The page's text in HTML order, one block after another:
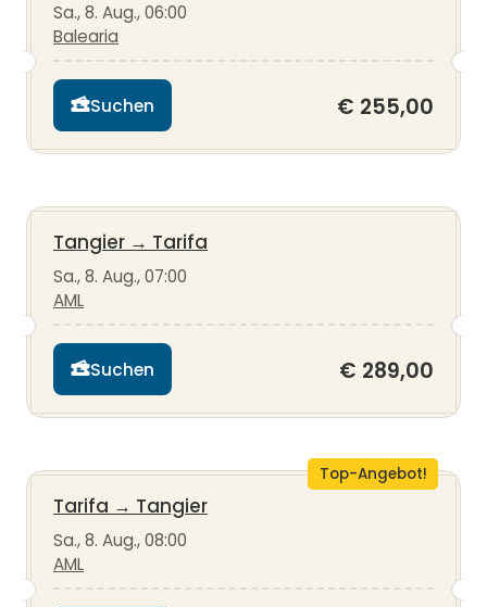
Sa., 8. Aug., 06:00
Balearia
Suchen € 255,00
Tangier → Tarifa
Sa., 8. Aug., 07:00
AML
Suchen € 289,00
Top-Angebot!
Tarifa → Tangier
Sa., 8. Aug., 08:00
AML